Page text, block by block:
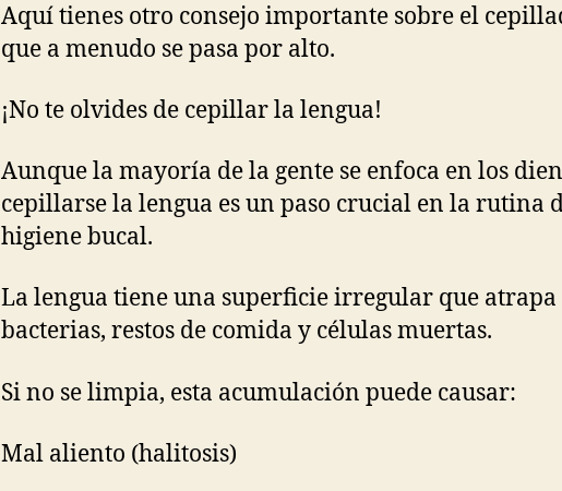
Aquí tienes otro consejo importante sobre el
que a menudo se pasa por alto.
¡No te olvides de cepillar la lengua!
Aunque la mayoría de la gente se enfoca en los
cepillarse la lengua es un paso crucial en la rutina
higiene bucal.
La lengua tiene una superficie irregular que atrapa
bacterias, restos de comida y células muertas.
Si no se limpia, esta acumulación puede causar:
Mal aliento (halitosis)